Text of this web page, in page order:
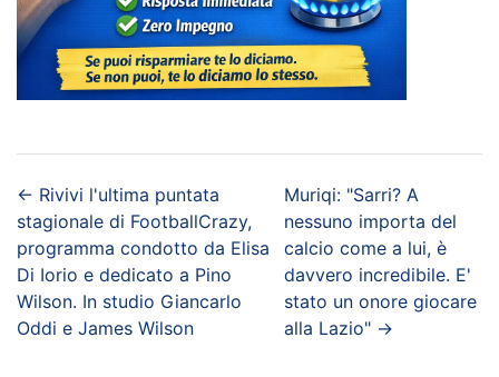
← Rivivi l'ultima puntata
stagionale di FootballCrazy,
programma condotto da Elisa
Di Iorio e dedicato a Pino
Wilson. In studio Giancarlo
Oddi e James Wilson
Muriqi: "Sarri? A
nessuno importa del
calcio come a lui, è
davvero incredibile. E'
stato un onore giocare
alla Lazio" →